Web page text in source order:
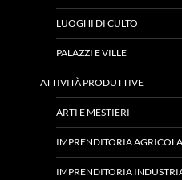
LUOGHI DI CULTO
PALAZZI E VILLE
ATTIVITÀ PRODUTTIVE
ARTI E MESTIERI
IMPRENDITORIA AGRICOLA
IMPRENDITORIA